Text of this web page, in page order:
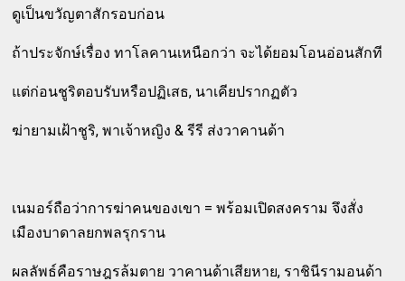
ดูเป็นขวัญตาสักรอบก่อน
ถ้าประจักษ์เรื่อง ทาโลคานเหนือกว่า จะได้ยอมโอนอ่อนสักที
แต่ก่อนชูริตอบรับหรือปฏิเสธ, นาเคียปรากฏตัว
ฆ่ายามเฝ้าชูริ, พาเจ้าหญิง & รีรี ส่งวาคานด้า
เนมอร์ถือว่าการฆ่าคนของเขา = พร้อมเปิดสงคราม จึงสั่ง
เมืองบาดาลยกพลรุกราน
ผลลัพธ์คือราษฎรล้มตาย วาคานด้าเสียหาย, ราชินีรามอนด้า